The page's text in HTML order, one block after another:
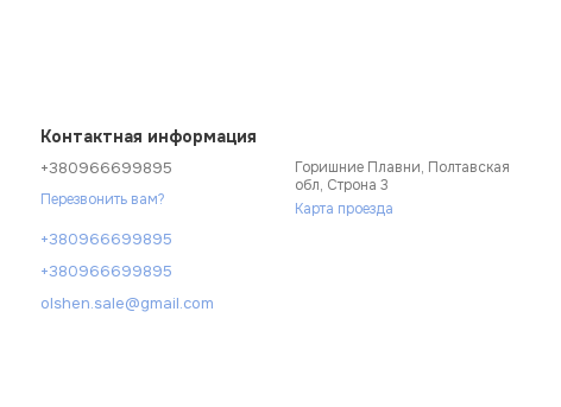
Контактная информация
+380966699895
Перезвонить вам?
+380966699895
+380966699895
olshen.sale@gmail.com
Горишние Плавни, Полтавская
обл, Строна 3
Карта проезда